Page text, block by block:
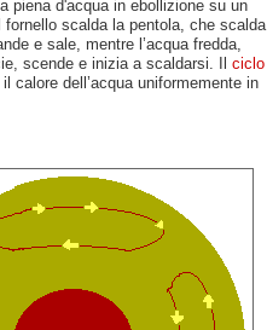
piena d'acqua in ebollizione su un
scalda la pentola, che scalda
e sale, mentre l’acqua fredda,
scende e inizia a scaldarsi. Il ciclo
calore dell’acqua uniformemente in